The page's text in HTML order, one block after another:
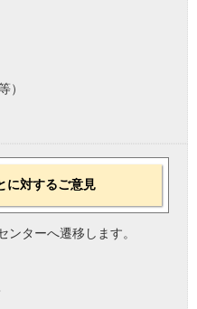
）
に対するご意見
ンターへ遷移します。